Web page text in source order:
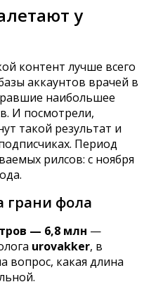
у
контент лучше всего
аккаунтов врачей в
наибольшее
И посмотрели,
такой результат и
Период
рилсов: с ноября
грани фола
— 6,8 млн —
urovakker, в
вопрос, какая длина